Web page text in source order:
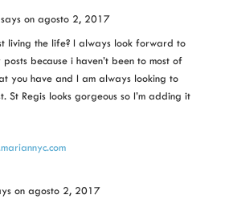
says on agosto 2, 2017
living the life? I always look forward to
because i haven’t been to most of
you have and I am always looking to
St Regis looks gorgeous so I’m adding it
on agosto 2, 2017